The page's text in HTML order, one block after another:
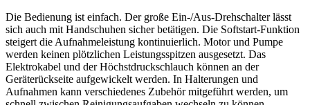
Die Bedienung ist einfach. Der große Ein-/Aus-Drehschalter lässt
sich auch mit Handschuhen sicher betätigen. Die Softstart-Funktion
steigert die Aufnahmeleistung kontinuierlich. Motor und Pumpe
werden keinen plötzlichen Leistungsspitzen ausgesetzt. Das
Elektrokabel und der Höchstdruckschlauch können an der
Geräterückseite aufgewickelt werden. In Halterungen und
Aufnahmen kann verschiedenes Zubehör mitgeführt werden, um